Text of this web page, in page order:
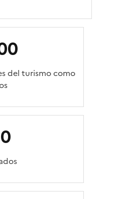
del turismo como